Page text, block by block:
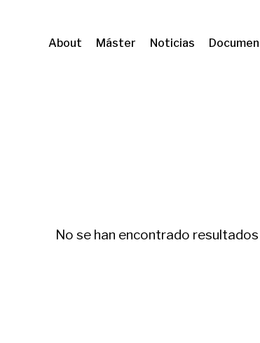
About Máster Noticias
No se han encontrado resultados